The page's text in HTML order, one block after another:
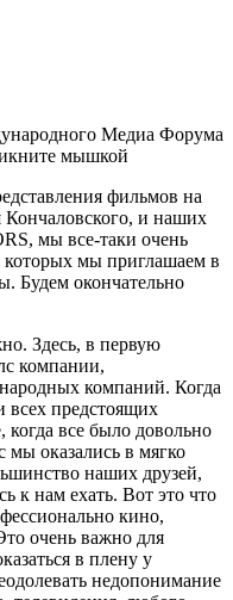
Медиа Форума
мышкой
фильмов на
и наших
мы все-таки очень
которых мы приглашаем в
Будем окончательно
Здесь, в первую
компании,
компаний. Когда
предстоящих
все было довольно
мы оказались в мягко
наших друзей,
к нам ехать. Вот это что
кино,
очень важно для
в плену у
недопонимание